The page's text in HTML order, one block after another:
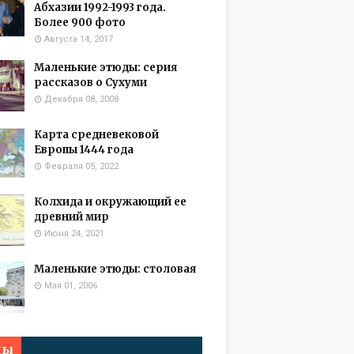
Абхазии 1992-1993 года.
Более 900 фото
Августа 14, 2017
Маленькие этюды: серия
рассказов о Сухуми
Декабря 08, 2008
Карта средневековой
Европы 1444 года
Февраля 05, 2022
Колхида и окружающий ее
древний мир
Июня 24, 2021
Маленькие этюды: столовая
Мая 01, 2006